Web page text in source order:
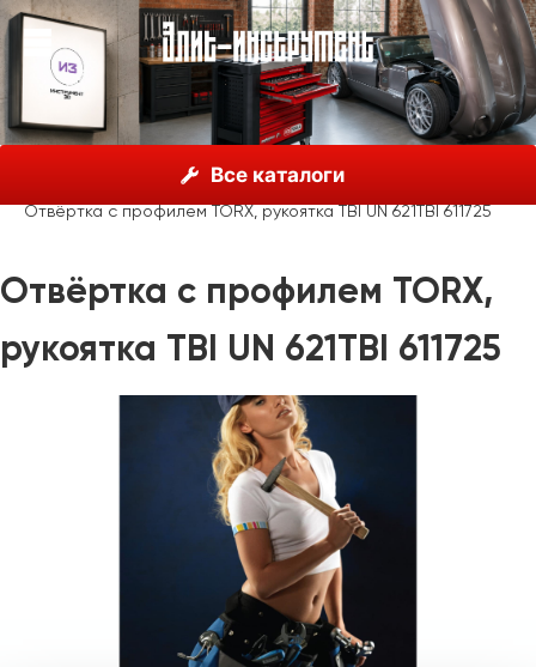
Все каталоги
Unior, Словения
Отвёртки с профилем TORX (TX)
Отвёртка с профилем TORX, рукоятка TBI UN 621TBI 611725
Отвёртка с профилем TORX,
рукоятка TBI UN 621TBI 611725